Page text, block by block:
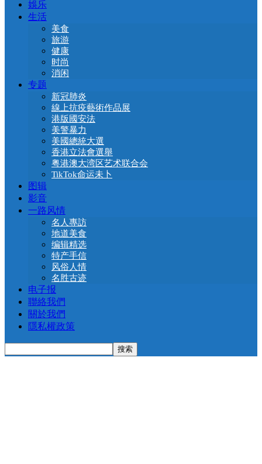
娛乐
生活
美食
旅游
健康
时尚
消闲
专题
新冠肺炎
線上抗疫藝術作品展
港版國安法
美警暴力
美國總統大選
香港立法會選舉
粤港澳大湾区艺术联合会
TikTok命运未卜
图辑
影音
一路风情
名人專訪
地道美食
编辑精选
特产手信
风俗人情
名胜古迹
电子报
聯絡我們
關於我們
隱私權政策